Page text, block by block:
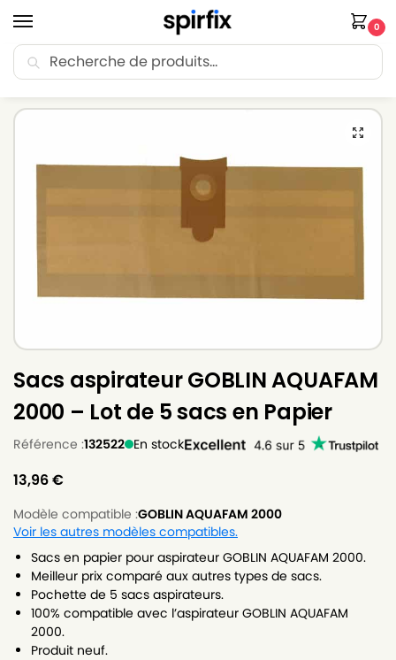
0
🚚 Livraison Point Relais offerte dès 30€ d’achat.
Sacs aspirateur GOBLIN AQUAFAM
2000 – Lot de 5 sacs en Papier
Référence :132522 En stock
13,96€
Modèle compatible :GOBLIN AQUAFAM 2000
Voir les autres modèles compatibles.
Sacs en papier pour aspirateur GOBLIN AQUAFAM 2000.
Meilleur prix comparé aux autres types de sacs.
Pochette de 5 sacs aspirateurs.
100% compatible avec l’aspirateur GOBLIN AQUAFAM
2000.
Produit neuf.